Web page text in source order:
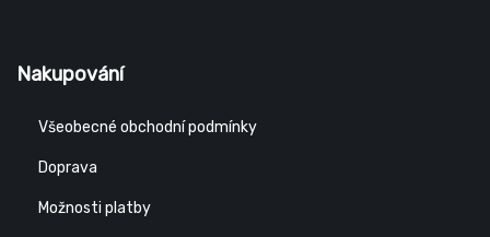
Nakupování
Všeobecné obchodní podmínky
Doprava
Možnosti platby